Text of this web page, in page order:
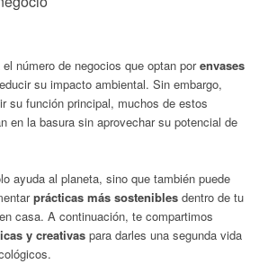
número de negocios que optan porenvases
su impacto ambiental. Sin embargo,
su función principal, muchos de estos
en la basura sin aprovechar su potencial de
ayuda al planeta, sino que también puede
prácticas más sosteniblesdentro de tu
casa. A continuación, te compartimos
y creativaspara darles una segunda vida